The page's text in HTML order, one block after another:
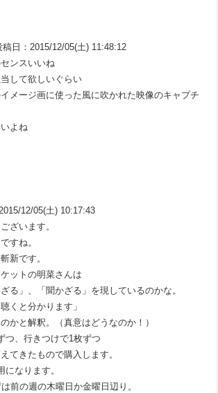
稿日：2015/12/05(土) 11:48:12
ンスいいね
して欲しいぐらい
メージ画に使った風に吹かれた映像のキャプチ
よね
12/05(土) 10:17:43
ざいます。
すね。
新です。
ットの明菜さんは
る」、「聞かざる」を現しているのかな。
くと分かります」
かと解釈。（真意はどうなのか！）
つ、行きつけで1枚ずつ
てきたもので購入します。
なります。
前の週の木曜日か金曜日辺り。